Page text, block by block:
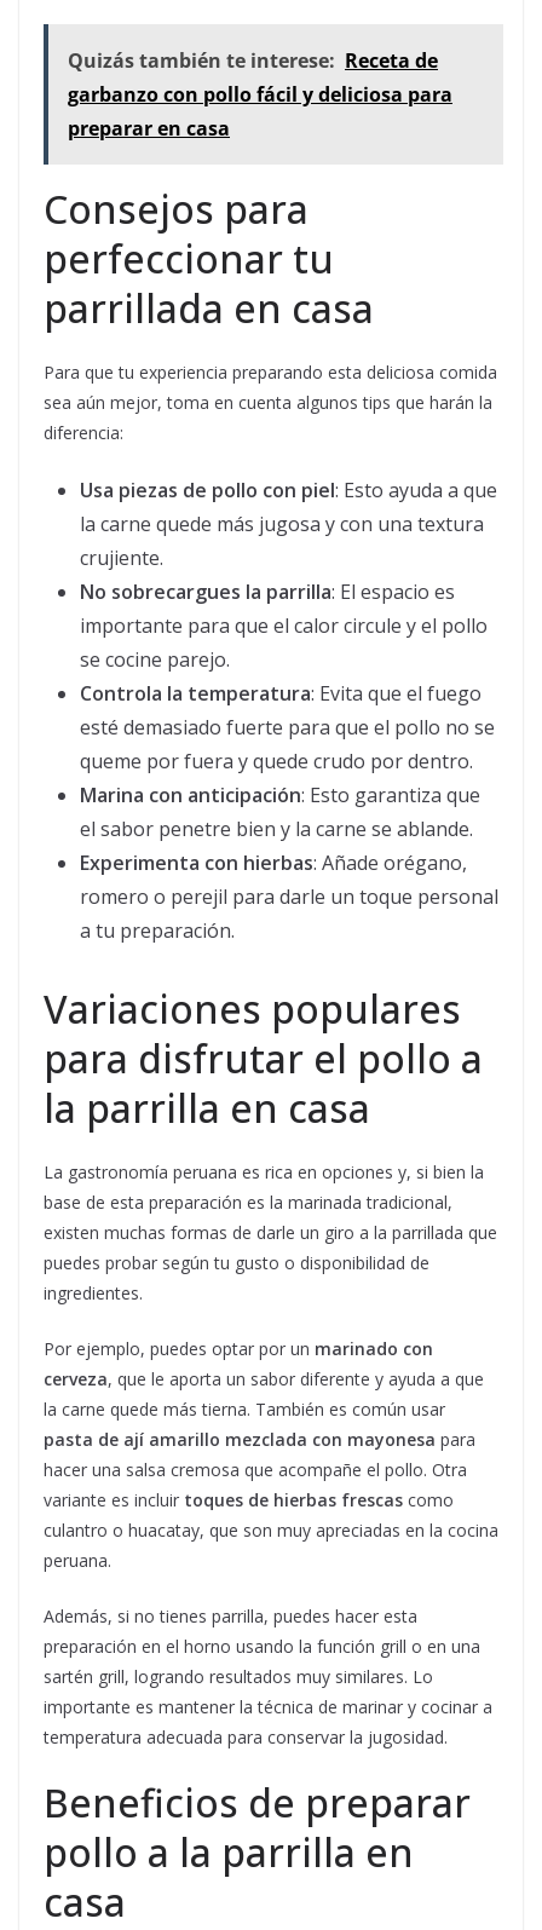
Quizás también te interese: Receta de
garbanzo con pollo fácil y deliciosa para
preparar en casa
Consejos para
perfeccionar tu
parrillada en casa
Para que tu experiencia preparando esta deliciosa comida
sea aún mejor, toma en cuenta algunos tips que harán la
diferencia:
Usa piezas de pollo con piel: Esto ayuda a que
la carne quede más jugosa y con una textura
crujiente.
No sobrecargues la parrilla: El espacio es
importante para que el calor circule y el pollo
se cocine parejo.
Controla la temperatura: Evita que el fuego
esté demasiado fuerte para que el pollo no se
queme por fuera y quede crudo por dentro.
Marina con anticipación: Esto garantiza que
el sabor penetre bien y la carne se ablande.
Experimenta con hierbas: Añade orégano,
romero o perejil para darle un toque personal
a tu preparación.
Variaciones populares
para disfrutar el pollo a
la parrilla en casa
La gastronomía peruana es rica en opciones y, si bien la
base de esta preparación es la marinada tradicional,
existen muchas formas de darle un giro a la parrillada que
puedes probar según tu gusto o disponibilidad de
ingredientes.
Por ejemplo, puedes optar por un marinado con
cerveza, que le aporta un sabor diferente y ayuda a que
la carne quede más tierna. También es común usar
pasta de ají amarillo mezclada con mayonesa para
hacer una salsa cremosa que acompañe el pollo. Otra
variante es incluir toques de hierbas frescas como
culantro o huacatay, que son muy apreciadas en la cocina
peruana.
Además, si no tienes parrilla, puedes hacer esta
preparación en el horno usando la función grill o en una
sartén grill, logrando resultados muy similares. Lo
importante es mantener la técnica de marinar y cocinar a
temperatura adecuada para conservar la jugosidad.
Beneficios de preparar
pollo a la parrilla en
casa